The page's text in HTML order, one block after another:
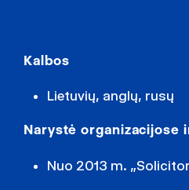
Kalbos
Lietuvių, anglų, rusų
Narystė organizacijose
Nuo 2013 m.